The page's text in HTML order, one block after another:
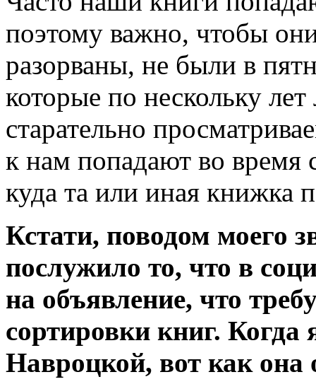
поэтому важно, чтобы
разорваны, не были в
которые по нескольку
старательно
к нам попадают во время
куда та или иная книжка
Кстати, поводом моего
послужило то, что в
на объявление, что
сортировки книг. Когда
Навроцкой, вот как она